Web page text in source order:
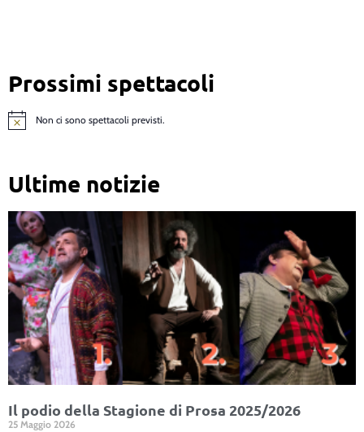
Prossimi spettacoli
Notice Non ci sono spettacoli previsti.
Ultime notizie
Il podio della Stagione di Prosa 2025/2026
25 Maggio 2026